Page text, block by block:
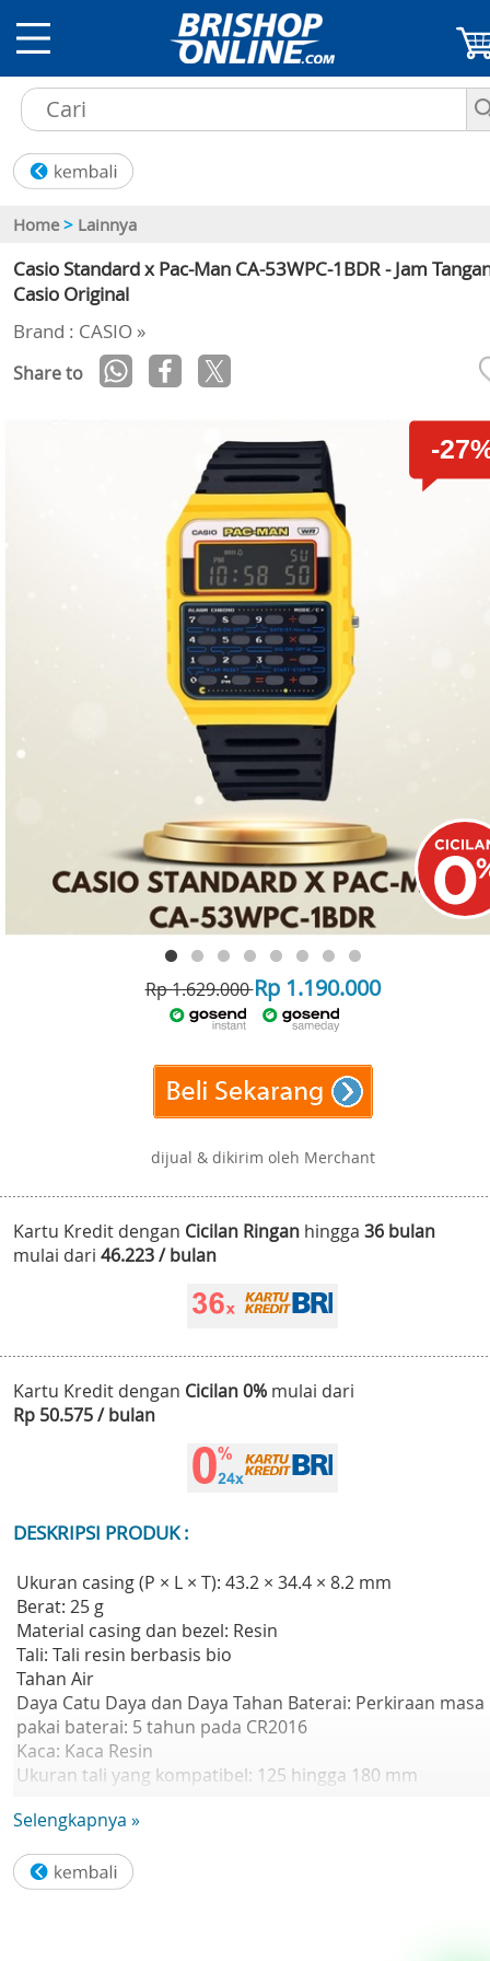
Home > Lainnya
Casio Standard x Pac-Man CA-53WPC-1BDR - Jam
Casio Original
Brand : CASIO »
Share to
-
Rp 1.629.000Rp 1.190.000
dijual & dikirim oleh Merchant
Kartu Kredit dengan Cicilan Ringan hingga 36 bulan
mulai dari 46.223 / bulan
Kartu Kredit dengan Cicilan 0% mulai dari
Rp 50.575 / bulan
DESKRIPSI PRODUK :
Ukuran casing (P × L × T): 43.2 × 34.4 × 8.2 mm
Berat: 25 g
Material casing dan bezel: Resin
Tali: Tali resin berbasis bio
Tahan Air
Daya Catu Daya dan Daya Tahan Baterai: Perkiraan masa
pakai baterai: 5 tahun pada CR2016
Kaca: Kaca Resin
Ukuran tali yang kompatibel: 125 hingga 180 mm
Stopwatch:
- Kapasitas pengukuran: 23:59'59.99'
- Mode pengukuran: Waktu berlalu, waktu split, waktu
Selengkapnya »